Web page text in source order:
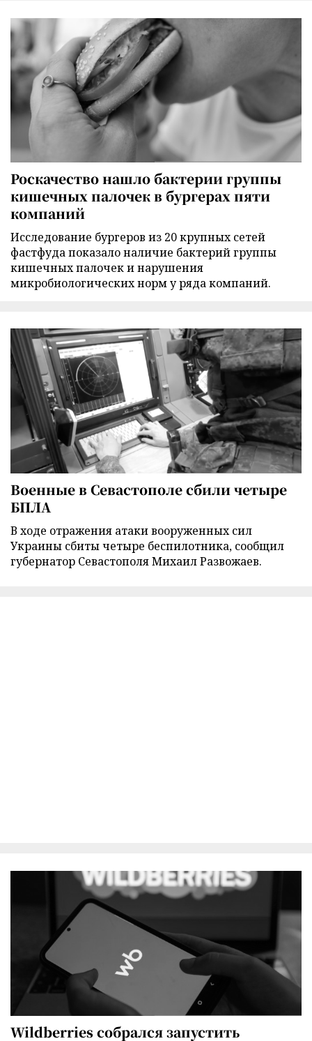
Роскачество нашло бактерии группы
кишечных палочек в бургерах пяти
компаний
Исследование бургеров из 20 крупных сетей
фастфуда показало наличие бактерий группы
кишечных палочек и нарушения
микробиологических норм у ряда компаний.
Военные в Севастополе сбили четыре
БПЛА
В ходе отражения атаки вооруженных сил
Украины сбиты четыре беспилотника, сообщил
губернатор Севастополя Михаил Развожаев.
Wildberries собрался запустить